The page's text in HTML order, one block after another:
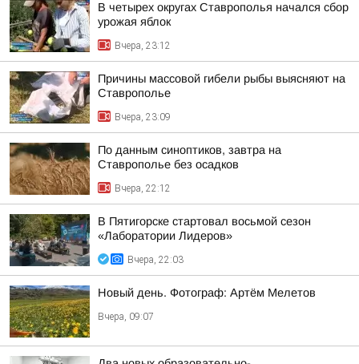
В четырех округах Ставрополья начался сбор
урожая яблок
Вчера, 23:12
Причины массовой гибели рыбы выясняют на
Ставрополье
Вчера, 23:09
По данным синоптиков, завтра на
Ставрополье без осадков
Вчера, 22:12
В Пятигорске стартовал восьмой сезон
«Лаборатории Лидеров»
Вчера, 22:03
Новый день. Фотограф: Артём Мелетов
Вчера, 09:07